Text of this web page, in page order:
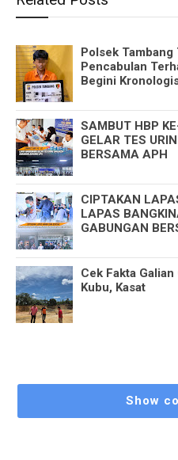
Polsek Tambang
Pencabulan
Begini
SAMBUT HBP
GELAR TES
BERSAMA APH
CIPTAKAN
LAPAS
GABUNGAN
Cek Fakta
Kubu, Kasat
Show